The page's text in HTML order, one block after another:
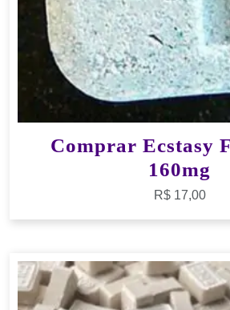
Comprar Ecstasy
160mg
R$17,00